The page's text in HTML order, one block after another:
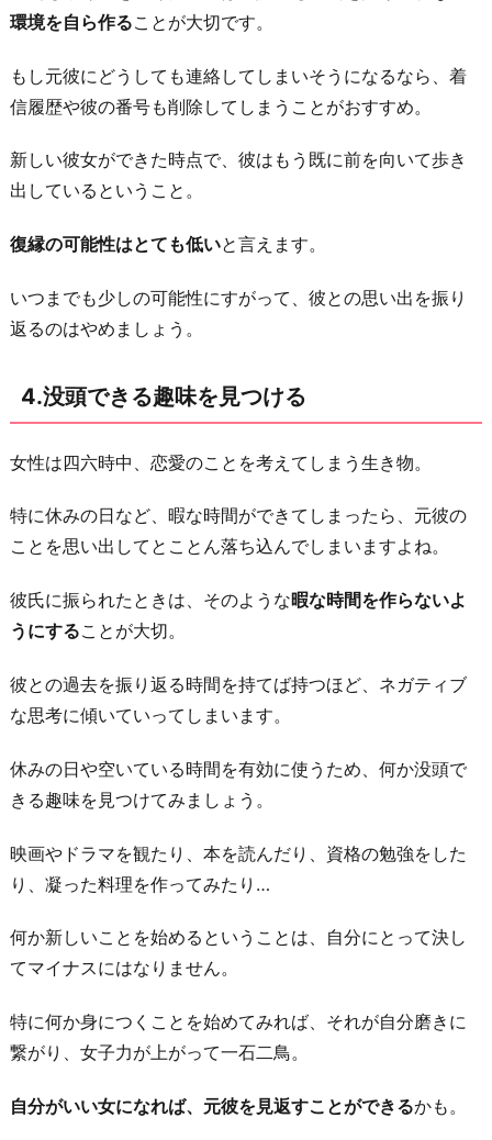
出
い
の
に
向
お
わ
に
環境を自ら作ることが大切です。
もし元彼にどうしても連絡してしまいそうになるなら、着
信履歴や彼の番号も削除してしまうことがおすすめ。
新しい彼女ができた時点で、彼はもう既に前を向いて歩き
出しているということ。
復縁の可能性はとても低いと言えます。
いつまでも少しの可能性にすがって、彼との思い出を振り
返るのはやめましょう。
4.没頭できる趣味を見つける
女性は四六時中、恋愛のことを考えてしまう生き物。
特に休みの日など、暇な時間ができてしまったら、元彼の
ことを思い出してとことん落ち込んでしまいますよね。
彼氏に振られたときは、そのような暇な時間を作らないよ
うにすることが大切。
彼との過去を振り返る時間を持てば持つほど、ネガティブ
な思考に傾いていってしまいます。
休みの日や空いている時間を有効に使うため、何か没頭で
きる趣味を見つけてみましょう。
映画やドラマを観たり、本を読んだり、資格の勉強をした
り、凝った料理を作ってみたり…
何か新しいことを始めるということは、自分にとって決し
てマイナスにはなりません。
特に何か身につくことを始めてみれば、それが自分磨きに
繋がり、女子力が上がって一石二鳥。
自分がいい女になれば、元彼を見返すことができるかも。